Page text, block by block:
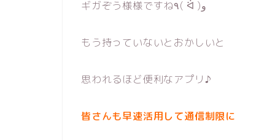
ギガぞう様様ですね٩( ᐛ )و
もう持っていないとおかしいと
思われるほど便利なアプリ♪
皆さんも早速活用して通信制限に